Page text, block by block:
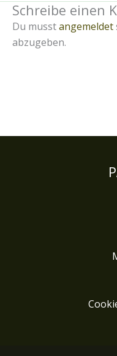
Schreibe einen
Du musstangemeldet
abzugeben.